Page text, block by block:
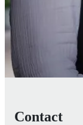
Contact